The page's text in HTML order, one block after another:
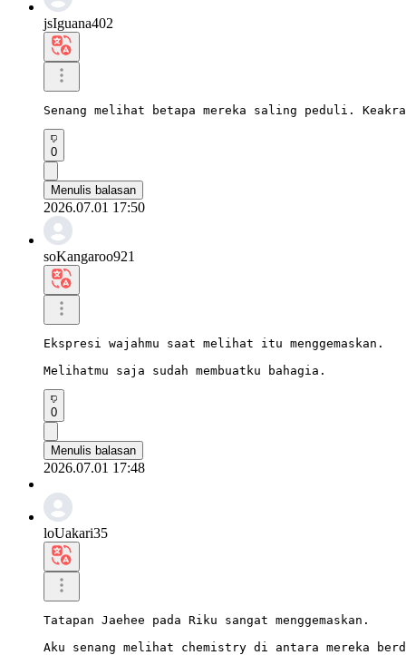
jsIguana402
Senang melihat betapa mereka saling peduli.
0
Menulis balasan
2026.07.01 17:50
soKangaroo921
Ekspresi wajahmu saat melihat itu menggemaskan.
Melihatmu saja sudah membuatku bahagia.
0
Menulis balasan
2026.07.01 17:48
loUakari35
Tatapan Jaehee pada Riku sangat menggemaskan.
Aku senang melihat chemistry di antara mereka